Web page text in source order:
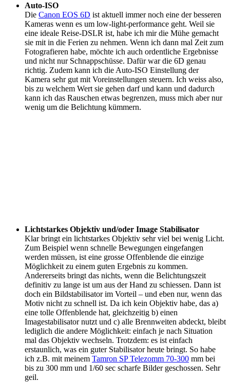
Auto-ISO
Die Canon EOS 6D ist aktuell immer noch eine der besseren
Kameras wenn es um low-light-performance geht. Weil sie
eine ideale Reise-DSLR ist, habe ich mir die Mühe gemacht
sie mit in die Ferien zu nehmen. Wenn ich dann mal Zeit zum
Fotografieren habe, möchte ich auch ordentliche Ergebnisse
und nicht nur Schnappschüsse. Dafür war die 6D genau
richtig. Zudem kann ich die Auto-ISO Einstellung der
Kamera sehr gut mit Voreinstellungen steuern. Ich weiss also,
bis zu welchem Wert sie gehen darf und kann und dadurch
kann ich das Rauschen etwas begrenzen, muss mich aber nur
wenig um die Belichtung kümmern.
Lichtstarkes Objektiv und/oder Image Stabilisator
Klar bringt ein lichtstarkes Objektiv sehr viel bei wenig Licht.
Zum Beispiel wenn schnelle Bewegungen eingefangen
werden müssen, ist eine grosse Offenblende die einzige
Möglichkeit zu einem guten Ergebnis zu kommen.
Andererseits bringt das nichts, wenn die Belichtungszeit
definitiv zu lange ist um aus der Hand zu schiessen. Dann ist
doch ein Bildstabilisator im Vorteil – und eben nur, wenn das
Motiv nicht zu schnell ist. Da ich kein Objektiv habe, das a)
eine tolle Offenblende hat, gleichzeitig b) einen
Imagestabilisator nutzt und c) alle Brennweiten abdeckt, bleibt
lediglich die andere Möglichkeit: einfach je nach Situation
mal das Objektiv wechseln. Trotzdem: es ist einfach
erstaunlich, was ein guter Stabilisator heute bringt. So habe
ich z.B. mit meinem Tamron SP Telezomm 70-300 mm bei
bis zu 300 mm und 1/60 sec scharfe Bilder geschossen. Sehr
geil.